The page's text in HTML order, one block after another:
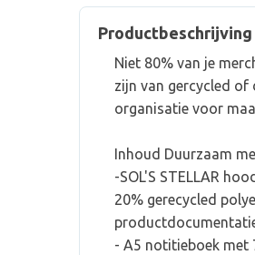
Productbeschrijving
Niet 80% van je
zijn van gercycled of
organisatie voor
Inhoud Duurzaam
-SOL'S STELLAR
20% gerecycled
- A5 notitieboek met